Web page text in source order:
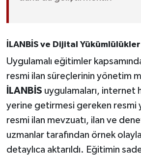
İLANBİS ve Dijital
Uygulamalı eğitimler
resmi ilan süreçlerinin yönetim
İLANBİS uygulamaları, internet
yerine getirmesi gereken resmi
resmi ilan mevzuatı, ilan ve
uzmanlar tarafından örnek
detaylıca aktarıldı. Eğitimin